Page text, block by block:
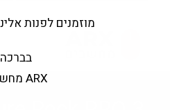
מוזמנים לפנות
ARX מחשבים